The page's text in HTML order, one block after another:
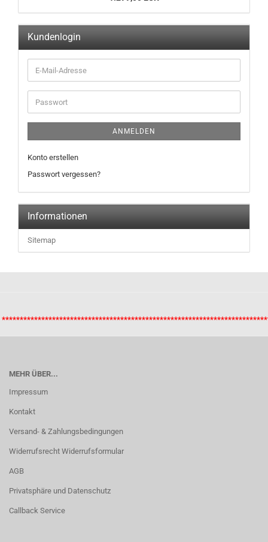
Kundenlogin
ANMELDEN
Konto erstellen
Passwort vergessen?
Informationen
Sitemap
MEHR ÜBER...
Impressum
Kontakt
Versand- & Zahlungsbedingungen
Widerrufsrecht Widerrufsformular
AGB
Privatsphäre und Datenschutz
Callback Service